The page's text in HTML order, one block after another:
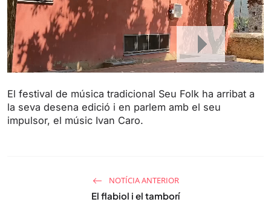
El festival de música tradicional Seu Folk ha arribat a
la seva desena edició i en parlem amb el seu
impulsor, el músic Ivan Caro.
NOTÍCIA ANTERIOR
El flabiol i el tamborí